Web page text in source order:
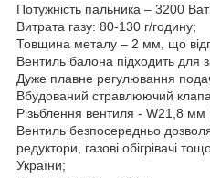
Потужність пальника – 3200
Витрата газу: 80-130 г/годину;
Товщина металу – 2 мм, що
Вентиль балона підходить для
Дуже плавне регулювання
Вбудований стравлюючий
Різьблення вентиля - W21,8 мм
Вентиль безпосередньо
редуктори, газові обігрівачі
України;